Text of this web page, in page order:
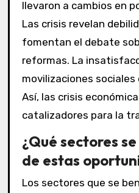
llevaron a cambios en
Las crisis revelan
fomentan el debate
reformas. La
movilizaciones sociales
Así, las crisis
catalizadores para la
¿Qué sectores
de estas
Los sectores que se